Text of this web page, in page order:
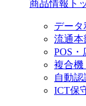
商品情報ト
データ
流通本
POS・
複合機
自動
ICT保